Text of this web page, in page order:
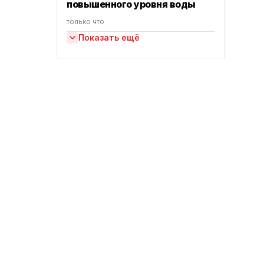
повышенного уровня воды
только что
Показать ещё